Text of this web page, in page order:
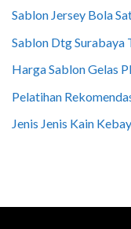
Sablon Jersey Bola
Sablon Dtg Surabaya
Harga Sablon Gelas
Pelatihan
Jenis Jenis Kain